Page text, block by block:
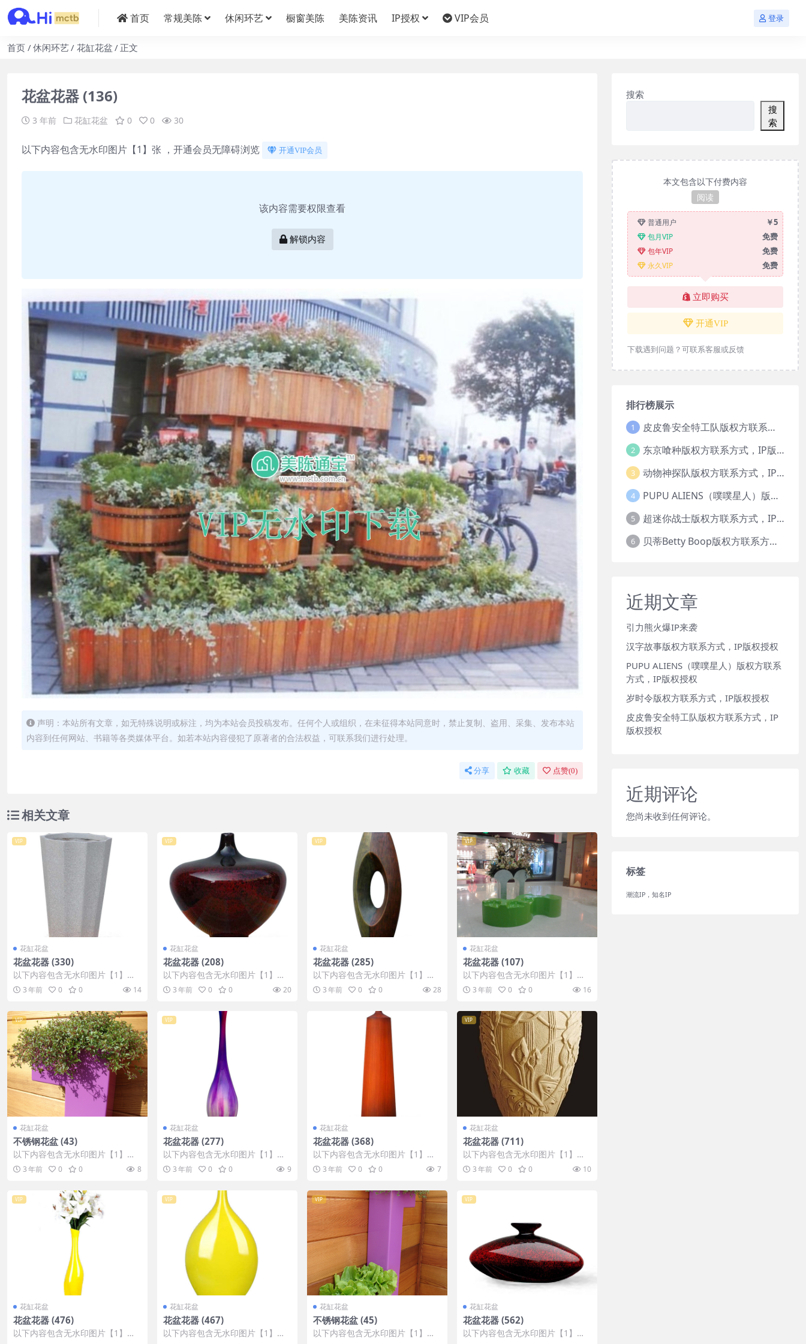
首页 常规美陈 休闲环艺 橱窗美陈 美陈资讯 IP授权 VIP会员 登录
首页 休闲环艺 花缸花盆 正文
花盆花器 (136)
3 年前 花缸花盆 0 0 30
以下内容包含无水印图片【1】张 ，开通会员无障碍浏览 开通VIP会员
该内容需要权限查看
解锁内容
声明：本站所有文章，如无特殊说明或标注，均为本站会员投稿发布。任何个人或组织，在未征得本站同意时，禁止复制、盗用、采集、发布本站
内容到任何网站、书籍等各类媒体平台。如若本站内容侵犯了原著者的合法权益，可联系我们进行处理。
分享 收藏 点赞(0)
相关文章
VIP
花缸花盆
花盆花器 (330)
以下内容包含无水印图片【1】张
，开通会员无障碍浏览 开通VIP会
员 3 年前 0 0 14
VIP
花缸花盆
花盆花器 (208)
以下内容包含无水印图片【1】张
，开通会员无障碍浏览 开通VIP会
员 3 年前 0 0 20
VIP
花缸花盆
花盆花器 (285)
以下内容包含无水印图片【1】张
，开通会员无障碍浏览 开通VIP会
员 3 年前 0 0 28
VIP
花缸花盆
花盆花器 (107)
以下内容包含无水印图片【1】张
，开通会员无障碍浏览 开通VIP会
员 3 年前 0 0 16
VIP
花缸花盆
不锈钢花盆 (43)
以下内容包含无水印图片【1】张
，开通会员无障碍浏览 开通VIP会
员 3 年前 0 0 8
VIP
花缸花盆
花盆花器 (277)
以下内容包含无水印图片【1】张
，开通会员无障碍浏览 开通VIP会
员 3 年前 0 0 9
花缸花盆
花盆花器 (368)
以下内容包含无水印图片【1】张
，开通会员无障碍浏览 开通VIP会
员 3 年前 0 0 7
VIP
花缸花盆
花盆花器 (711)
以下内容包含无水印图片【1】张
，开通会员无障碍浏览 开通VIP会
员 3 年前 0 0 10
VIP
花缸花盆
花盆花器 (476)
以下内容包含无水印图片【1】张
VIP
花缸花盆
花盆花器 (467)
以下内容包含无水印图片【1】张
VIP
花缸花盆
不锈钢花盆 (45)
以下内容包含无水印图片【1】张
VIP
花缸花盆
花盆花器 (562)
以下内容包含无水印图片【1】张
搜索
搜
索
本文包含以下付费内容
阅读
普通用户 ￥5
包月VIP 免费
包年VIP 免费
永久VIP 免费
立即购买
开通VIP
下载遇到问题？可联系客服或反馈
排行榜展示
1 皮皮鲁安全特工队版权方联系方式，IP版权授权
2 东京喰种版权方联系方式，IP版权授权
3 动物神探队版权方联系方式，IP版权授权
4 PUPU ALIENS（噗噗星人）版权方联系方式，IP版权授权
5 超迷你战士版权方联系方式，IP版权授权
6 贝蒂Betty Boop版权方联系方式，IP版权授权
近期文章
引力熊火爆IP来袭
汉字故事版权方联系方式，IP版权授权
PUPU ALIENS（噗噗星人）版权方联系
方式，IP版权授权
岁时令版权方联系方式，IP版权授权
皮皮鲁安全特工队版权方联系方式，IP
版权授权
近期评论
您尚未收到任何评论。
标签
潮流IP，知名IP